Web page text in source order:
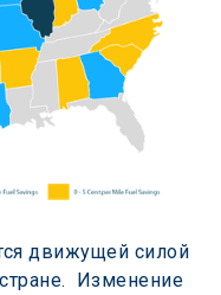
движущей силой
Изменение